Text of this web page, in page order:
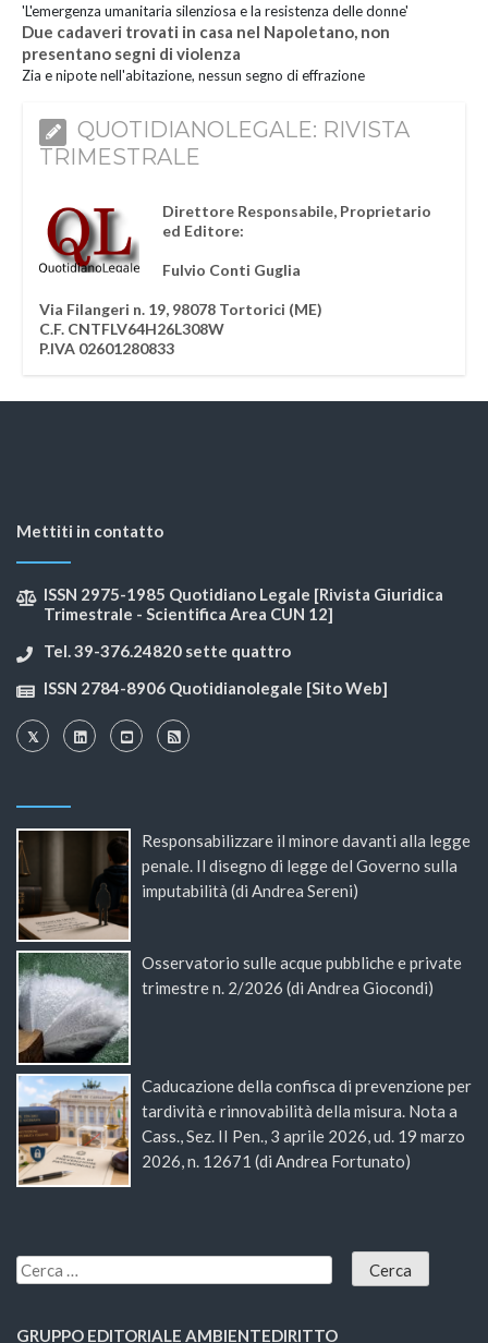
'L'emergenza umanitaria silenziosa e la resistenza delle donne'
Due cadaveri trovati in casa nel Napoletano, non
presentano segni di violenza
Zia e nipote nell'abitazione, nessun segno di effrazione
QUOTIDIANOLEGALE: RIVISTA
TRIMESTRALE
Direttore Responsabile, Proprietario
ed Editore:
Fulvio Conti Guglia
Via Filangeri n. 19, 98078 Tortorici (ME)
C.F. CNTFLV64H26L308W
P.IVA 02601280833
Mettiti in contatto
ISSN 2975-1985 Quotidiano Legale [Rivista Giuridica
Trimestrale - Scientifica Area CUN 12]
Tel. 39-376.24820 sette quattro
ISSN 2784-8906 Quotidianolegale [Sito Web]
Responsabilizzare il minore davanti alla legge
penale. Il disegno di legge del Governo sulla
imputabilità (di Andrea Sereni)
Osservatorio sulle acque pubbliche e private
trimestre n. 2/2026 (di Andrea Giocondi)
Caducazione della confisca di prevenzione per
tardività e rinnovabilità della misura. Nota a
Cass., Sez. II Pen., 3 aprile 2026, ud. 19 marzo
2026, n. 12671 (di Andrea Fortunato)
GRUPPO EDITORIALE AMBIENTEDIRITTO